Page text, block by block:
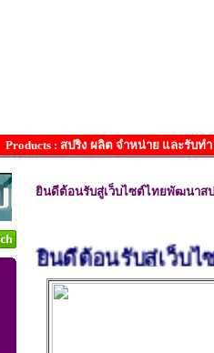
Products : สปริง ผลิต จำหน่าย และรับ
ยินดีต้อนรับสู่เว็บไซต์ไทยพัฒนาส
ยินดีต้อนรับสู่เว็บไซต์